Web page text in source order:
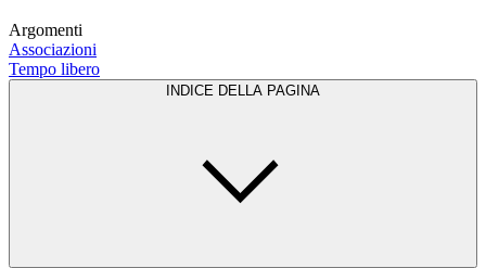
Argomenti
Associazioni
Tempo libero
INDICE DELLA PAGINA